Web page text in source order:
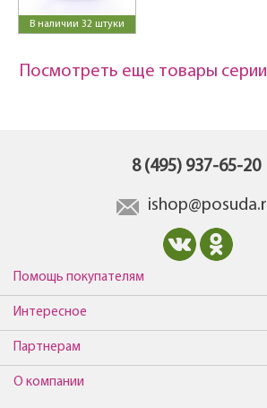
В наличии 32 штуки
Посмотреть еще товары
8 (495) 937-65-20
Помощь покупателям
Интересное
Партнерам
О компании